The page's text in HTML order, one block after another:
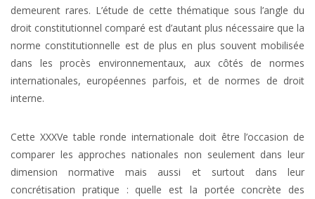
demeurent rares. L’étude de cette thématique sous l’angle du
droit constitutionnel comparé est d’autant plus nécessaire que la
norme constitutionnelle est de plus en plus souvent mobilisée
dans les procès environnementaux, aux côtés de normes
internationales, européennes parfois, et de normes de droit
interne.
Cette XXXVe table ronde internationale doit être l’occasion de
comparer les approches nationales non seulement dans leur
dimension normative mais aussi et surtout dans leur
concrétisation pratique : quelle est la portée concrète des